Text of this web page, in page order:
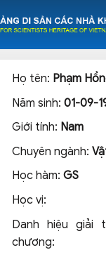
Họ tên: Phạm
Năm sinh:01-09-
Giới tính: Nam
Chuyên ngành:
Học hàm:GS
Học vị:
Danh hiệu giải
chương: